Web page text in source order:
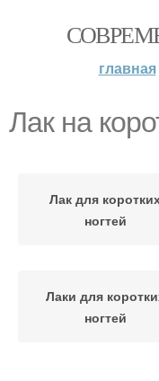
главная
Лак на
Лак для
ногтей
Лаки для
ногтей